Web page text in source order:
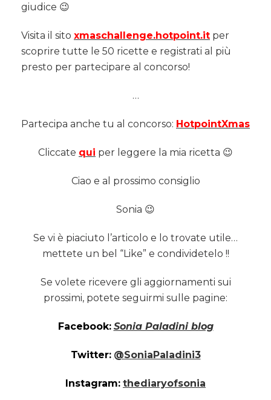
giudice 😉
Visita il sito xmaschallenge.hotpoint.it per
scoprire tutte le 50 ricette e registrati al più
presto per partecipare al concorso!
…
Partecipa anche tu al concorso: HotpointXmas
Cliccate qui per leggere la mia ricetta 😉
Ciao e al prossimo consiglio
Sonia 😉
Se vi è piaciuto l’articolo e lo trovate utile…
mettete un bel “Like” e condividetelo !!
Se volete ricevere gli aggiornamenti sui
prossimi, potete seguirmi sulle pagine:
Facebook: Sonia Paladini blog
Twitter: @SoniaPaladini3
Instagram: thediaryofsonia